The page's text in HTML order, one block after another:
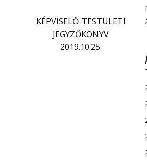
KÉPVISELŐ-TESTÜLETI
JEGYZŐKÖNYV
2019.10.25.